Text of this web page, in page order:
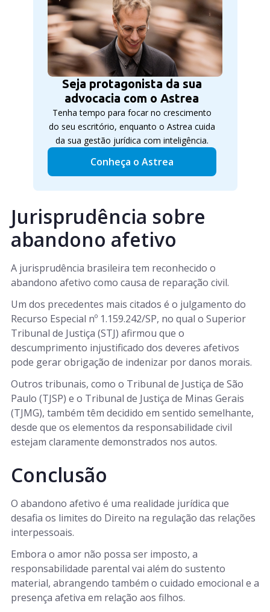
Seja protagonista da sua
advocacia com o Astrea
Tenha tempo para focar no crescimento
do seu escritório, enquanto o Astrea cuida
da sua gestão jurídica com inteligência.
Conheça o Astrea
Jurisprudência sobre
abandono afetivo
A jurisprudência brasileira tem reconhecido o
abandono afetivo como causa de reparação civil.
Um dos precedentes mais citados é o julgamento do
Recurso Especial nº 1.159.242/SP, no qual o Superior
Tribunal de Justiça (STJ) afirmou que o
descumprimento injustificado dos deveres afetivos
pode gerar obrigação de indenizar por danos morais.
Outros tribunais, como o Tribunal de Justiça de São
Paulo (TJSP) e o Tribunal de Justiça de Minas Gerais
(TJMG), também têm decidido em sentido semelhante,
desde que os elementos da responsabilidade civil
estejam claramente demonstrados nos autos.
Conclusão
O abandono afetivo é uma realidade jurídica que
desafia os limites do Direito na regulação das relações
interpessoais.
Embora o amor não possa ser imposto, a
responsabilidade parental vai além do sustento
material, abrangendo também o cuidado emocional e a
presença afetiva em relação aos filhos.